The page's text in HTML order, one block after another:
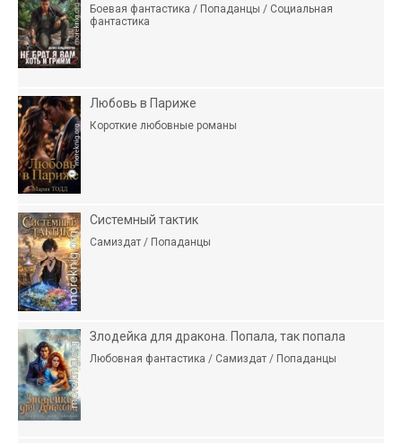
Боевая фантастика / Попаданцы / Социальная
фантастика
Любовь в Париже
Короткие любовные романы
Системный тактик
Самиздат / Попаданцы
Злодейка для дракона. Попала, так попала
Любовная фантастика / Самиздат / Попаданцы